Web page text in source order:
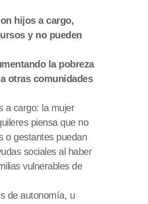
hijos a cargo,
y no pueden
la pobreza
otras comunidades
a cargo: la mujer
piensa que no
o gestantes puedan
sociales al haber
vulnerables de
de autonomía, u